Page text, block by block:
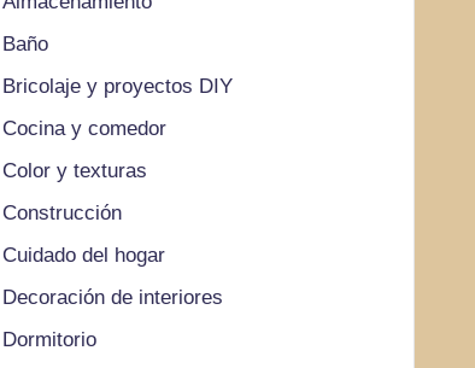
Baño
Bricolaje y proyectos DIY
Cocina y comedor
Color y texturas
Construcción
Cuidado del hogar
Decoración de interiores
Dormitorio